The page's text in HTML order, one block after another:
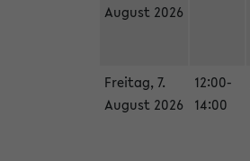
August 2026
Freitag, 7.
August 2026
12:00-
14:00